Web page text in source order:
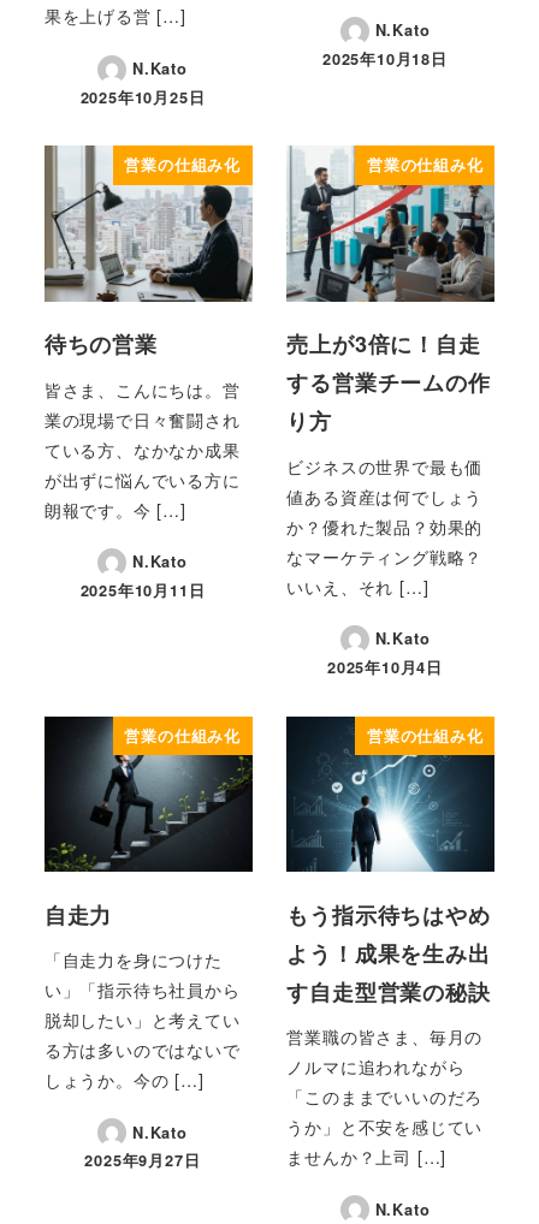
果を上げる営 […]
N.Kato
投稿日
2025年10月25日
N.Kato
投稿日
2025年10月18日
営業の仕組み化
待ちの営業
皆さま、こんにちは。営
業の現場で日々奮闘され
ている方、なかなか成果
が出ずに悩んでいる方に
朗報です。今 […]
N.Kato
投稿日
2025年10月11日
営業の仕組み化
売上が3倍に！自走
する営業チームの作
り方
ビジネスの世界で最も価
値ある資産は何でしょう
か？優れた製品？効果的
なマーケティング戦略？
いいえ、それ […]
N.Kato
投稿日
2025年10月4日
営業の仕組み化
自走力
「自走力を身につけた
い」「指示待ち社員から
脱却したい」と考えてい
る方は多いのではないで
しょうか。今の […]
N.Kato
投稿日
2025年9月27日
営業の仕組み化
もう指示待ちはやめ
よう！成果を生み出
す自走型営業の秘訣
営業職の皆さま、毎月の
ノルマに追われながら
「このままでいいのだろ
うか」と不安を感じてい
ませんか？上司 […]
N.Kato